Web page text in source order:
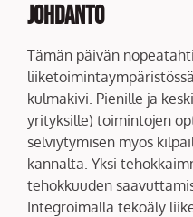
Johdanto
Tämän päivän
kulmakivi. Pienille ja
yrityksille) toimintojen
selviytymisen myös
kannalta. Yksi
tehokkuuden
Integroimalla tekoäly